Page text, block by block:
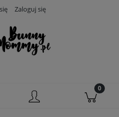
Zaloguj się